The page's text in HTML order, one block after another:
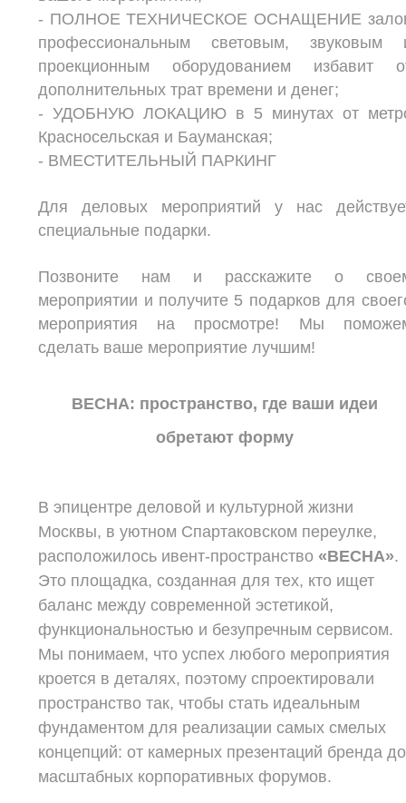
- ПОЛНОЕ ТЕХНИЧЕСКОЕ ОСНАЩЕНИЕ
профессиональным световым, звуковым
проекционным оборудованием избавит
дополнительных трат времени и денег;
- УДОБНУЮ ЛОКАЦИЮ в 5 минутах от
Красносельская и Бауманская;
- ВМЕСТИТЕЛЬНЫЙ ПАРКИНГ
Для деловых мероприятий у нас
специальные подарки.
Позвоните нам и расскажите о
мероприятии и получите 5 подарков для
мероприятия на просмотре! Мы
сделать ваше мероприятие лучшим!
ВЕСНА: пространство, где ваши идеи
обретают форму
В эпицентре деловой и культурной жизни
Москвы, в уютном Спартаковском переулке,
расположилось ивент-пространство «ВЕСНА».
Это площадка, созданная для тех, кто ищет
баланс между современной эстетикой,
функциональностью и безупречным сервисом.
Мы понимаем, что успех любого мероприятия
кроется в деталях, поэтому спроектировали
пространство так, чтобы стать идеальным
фундаментом для реализации самых смелых
концепций: от камерных презентаций бренда до
масштабных корпоративных форумов.